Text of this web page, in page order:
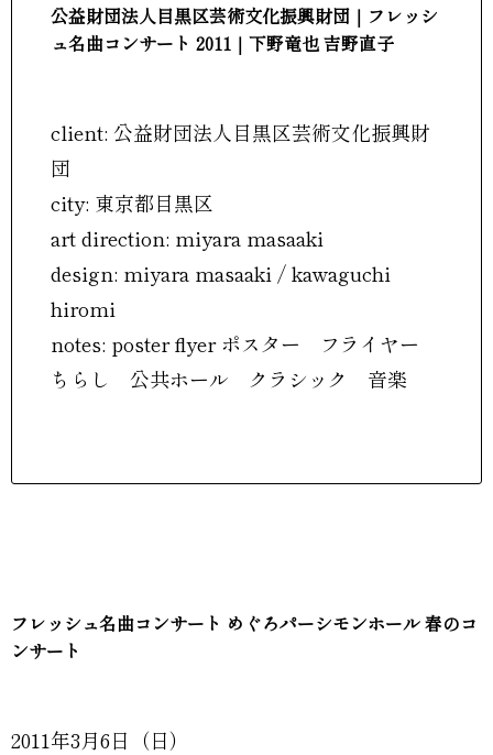
公益財団法人目黒区芸術文化振興財団｜フレッシ
ュ名曲コンサート 2011｜下野竜也 吉野直子
client: 公益財団法人目黒区芸術文化振興財
団
city: 東京都目黒区
art direction: miyara masaaki
design: miyara masaaki / kawaguchi
hiromi
notes: poster flyer ポスター フライヤー
ちらし 公共ホール クラシック 音楽
フレッシュ名曲コンサート めぐろパーシモンホール 春のコ
ンサート
2011年3月6日（日）